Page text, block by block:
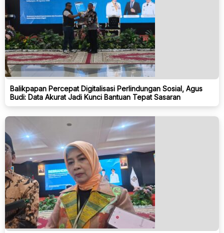
Balikpapan Percepat Digitalisasi Perlindungan Sosial, Agus
Budi: Data Akurat Jadi Kunci Bantuan Tepat Sasaran